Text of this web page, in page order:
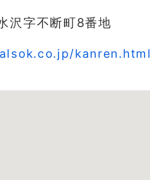
沢字不断町8番地
kanren.html